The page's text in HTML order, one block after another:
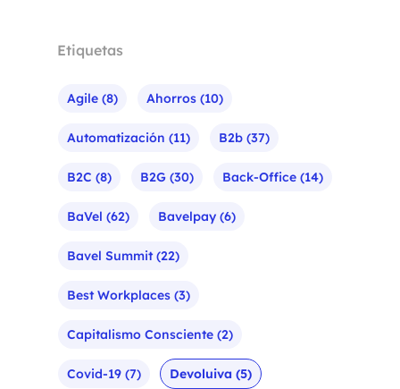
Etiquetas
Agile (8) Ahorros (10)
Automatización (11) B2b (37)
B2C (8) B2G (30) Back-Office (14)
BaVel (62) Bavelpay (6)
Bavel Summit(22)
Best Workplaces (3)
Capitalismo Consciente (2)
Covid-19 (7) Devoluiva (5)